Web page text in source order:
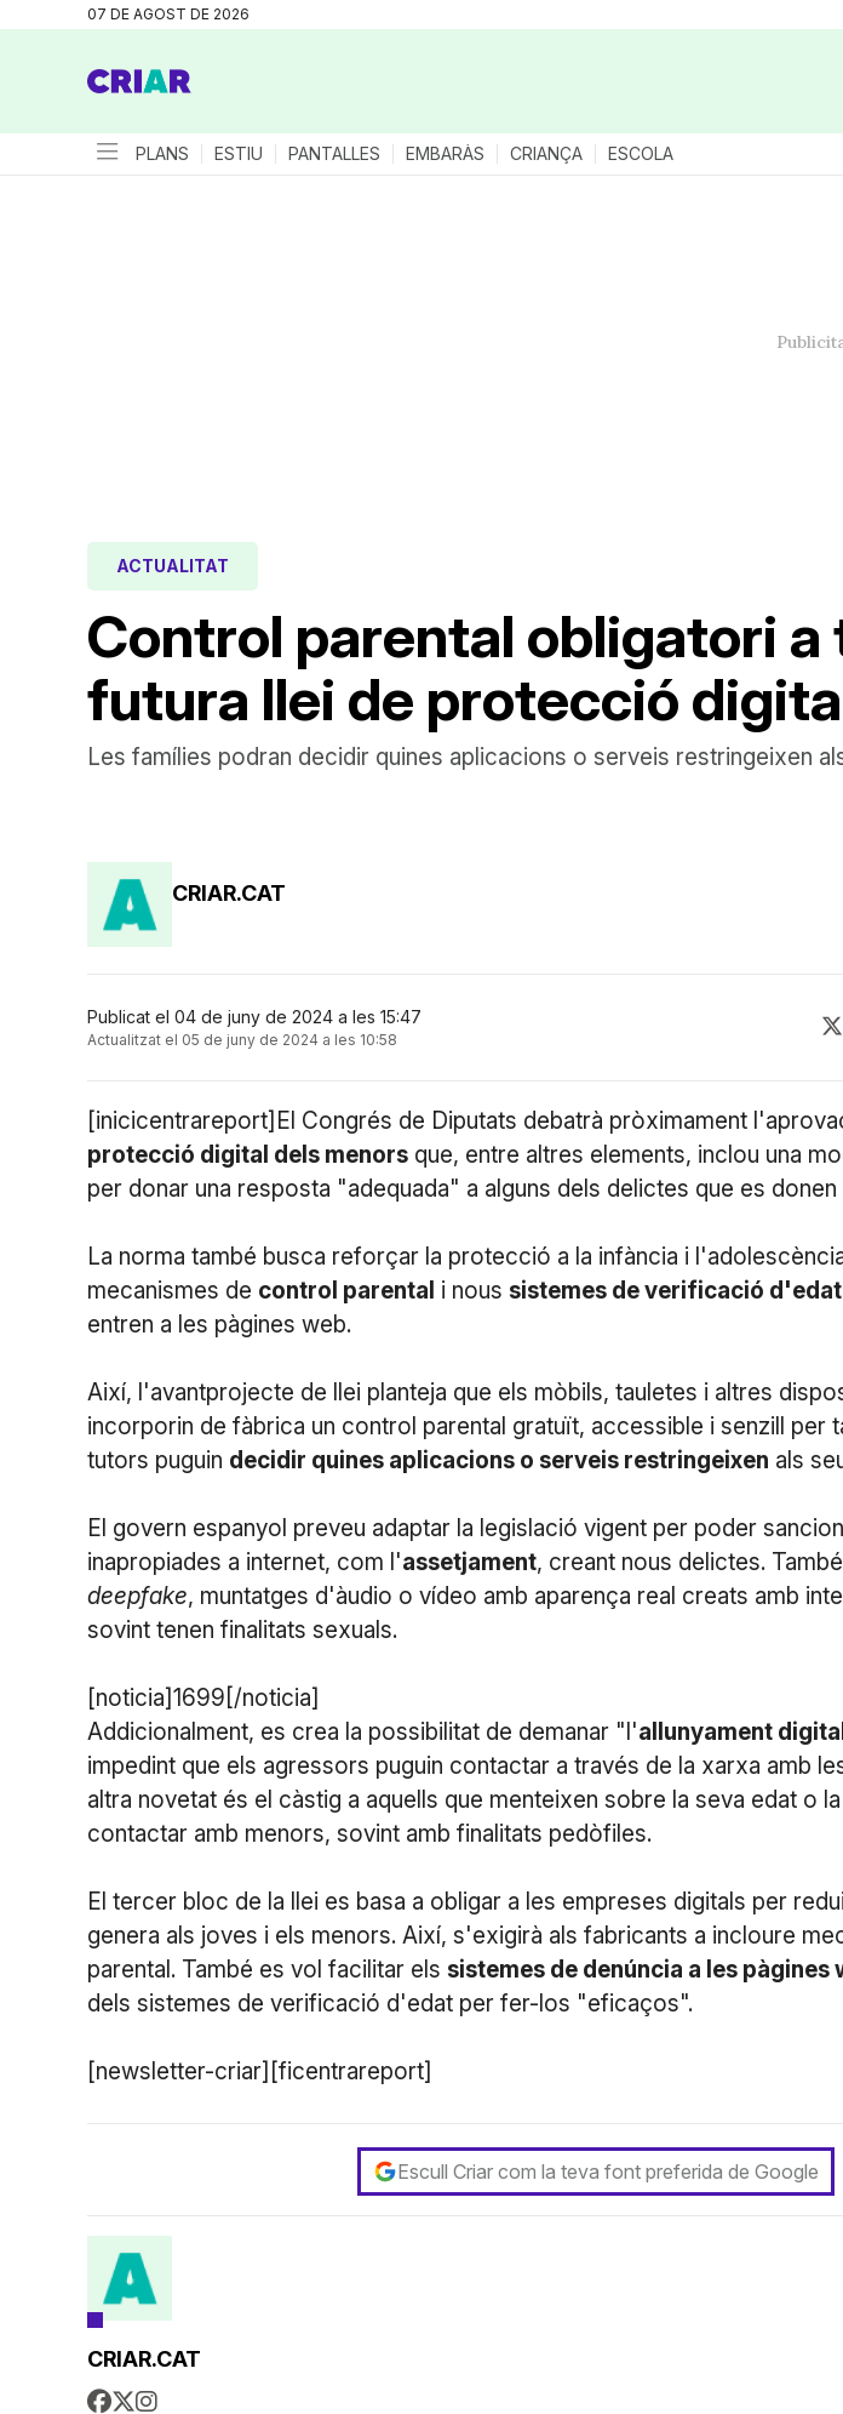
07 DE AGOST DE 2026
PLANS ESTIU PANTALLES EMBARÀS CRIANÇA ESCOLA
Control parental obligatori a
futura llei de protecció
ACTUALITAT
Les famílies podran decidir quines aplicacions o serveis restringeixen
CRIAR.CAT
Publicat el 04 de juny de 2024 a les 15:47
Actualitzat el 05 de juny de 2024 a les 10:58
[inicicentrareport]El Congrés de Diputats debatrà pròximament
protecció digital dels menors que, entre altres elements, inclou una
per donar una resposta "adequada" a alguns dels delictes que es
La norma també busca reforçar la protecció a la infància i
mecanismes de control parental i nous sistemes de verificació d'edat
entren a les pàgines web.
Així, l'avantprojecte de llei planteja que els mòbils, tauletes i altres
incorporin de fàbrica un control parental gratuït, accessible i senzill per
tutors puguin decidir quines aplicacions o serveis restringeixen als
El govern espanyol preveu adaptar la legislació vigent per poder
inapropiades a internet, com l'assetjament, creant nous delictes.
deepfake, muntatges d'àudio o vídeo amb aparença real creats amb
sovint tenen finalitats sexuals.
[noticia]1699[/noticia]
Addicionalment, es crea la possibilitat de demanar "l'allunyament digital
impedint que els agressors puguin contactar a través de la xarxa amb
altra novetat és el càstig a aquells que menteixen sobre la seva edat o
contactar amb menors, sovint amb finalitats pedòfiles.
El tercer bloc de la llei es basa a obligar a les empreses digitals per
genera als joves i els menors. Així, s'exigirà als fabricants a incloure
parental. També es vol facilitar els sistemes de denúncia a les pàgines
dels sistemes de verificació d'edat per fer-los "eficaços".
[newsletter-criar][ficentrareport]
Escull Criar com la teva font preferida de Google
CRIAR.CAT